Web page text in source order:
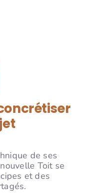
de ses
Toit se
et des